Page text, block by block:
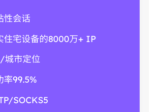
性会话
住宅设备的8000万+ IP
市定位
率99.5%
SOCKS5